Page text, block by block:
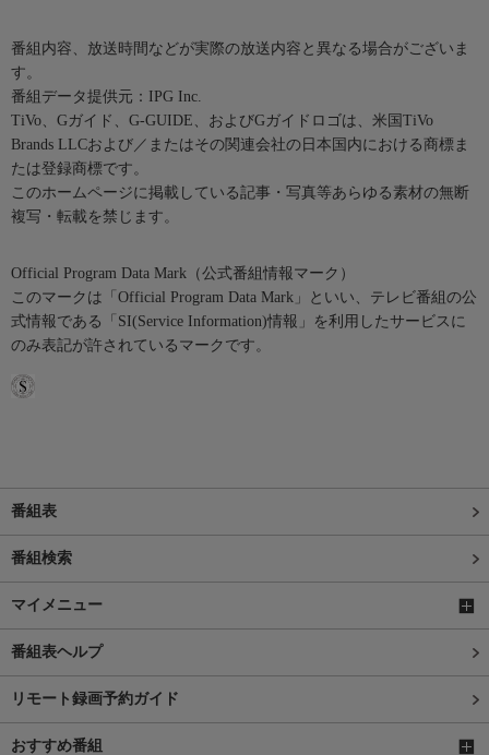
番組内容、放送時間などが実際の放送内容と異なる場合がございま
す。
番組データ提供元：IPG Inc.
TiVo、Gガイド、G-GUIDE、およびGガイドロゴは、米国TiVo
Brands LLCおよび／またはその関連会社の日本国内における商標ま
たは登録商標です。
このホームページに掲載している記事・写真等あらゆる素材の無断
複写・転載を禁じます。
Official Program Data Mark（公式番組情報マーク）
このマークは「Official Program Data Mark」といい、テレビ番組の公
式情報である「SI(Service Information)情報」を利用したサービスに
のみ表記が許されているマークです。
番組表
番組検索
マイメニュー
番組表ヘルプ
リモート録画予約ガイド
おすすめ番組